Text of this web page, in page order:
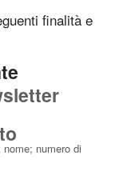
finalità e
numero di